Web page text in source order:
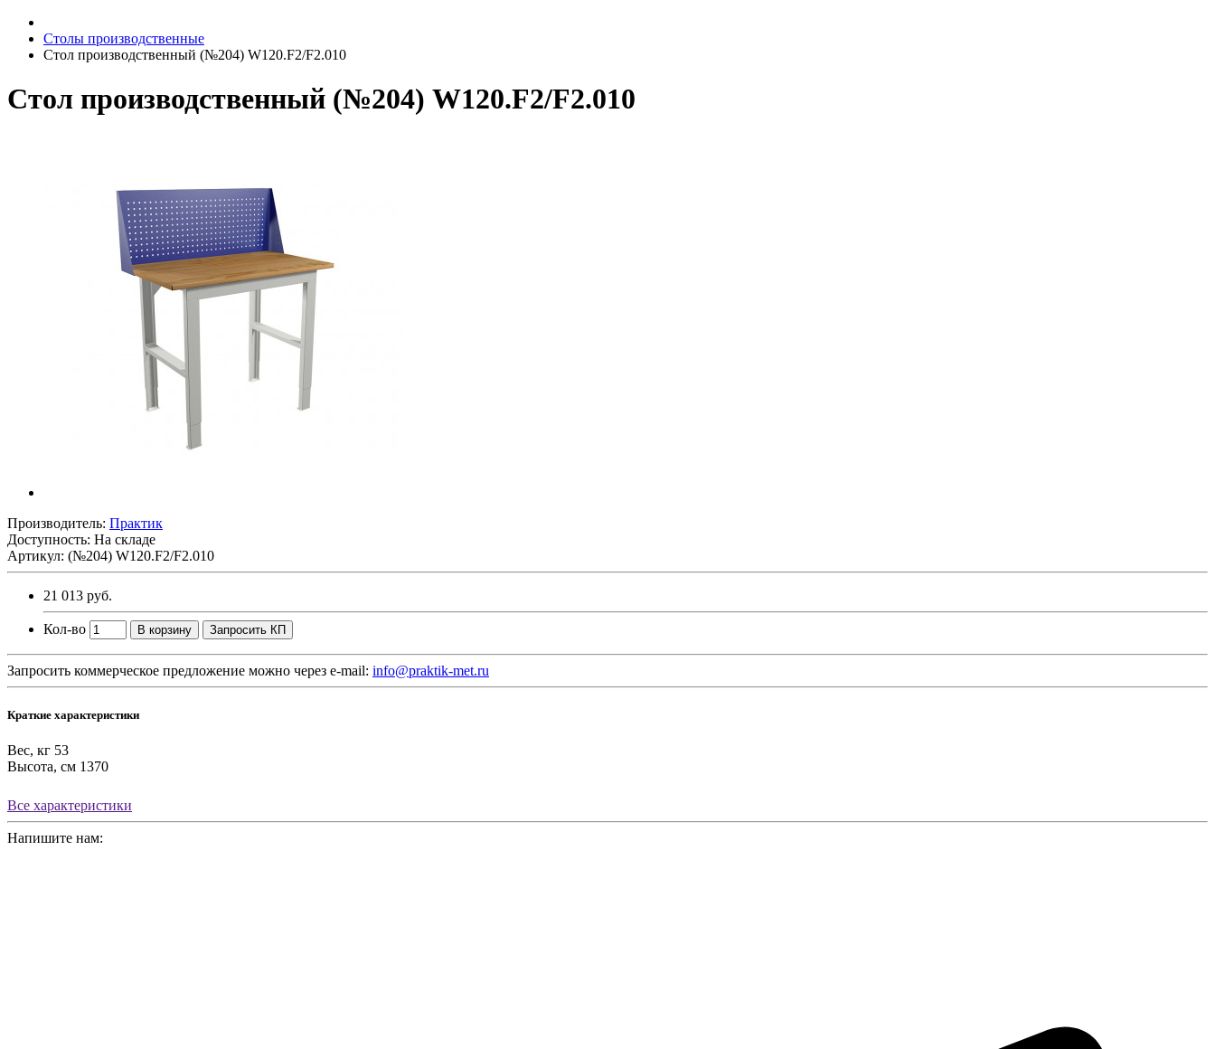
Столы производственные
Стол производственный (№204) W120.F2/F2.010
Стол производственный (№204) W120.F2/F2.010
Производитель: Практик
Доступность: На складе
Артикул: (№204) W120.F2/F2.010
21 013 руб.
Кол-во В корзину Запросить КП
Запросить коммерческое предложение можно через e-mail: info@praktik-met.ru
Краткие характеристики
Вес, кг 53
Высота, см 1370
Все характеристики
Напишите нам: